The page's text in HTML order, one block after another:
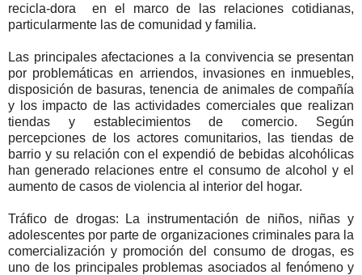
recicla-dora
en el marco de las relaciones cotidianas,
particularmente las de comunidad y familia.
Las principales afectaciones a la convivencia se presentan
por problemáticas en arriendos, invasiones en inmuebles,
disposición de basuras, tenencia de animales de compañía
y los impacto de las actividades comerciales que realizan
tiendas y establecimientos de comercio. Según
percepciones de los actores comunitarios, las tiendas de
barrio y su relación con el expendió de bebidas alcohólicas
han generado relaciones entre el consumo de alcohol y el
aumento de casos de violencia al interior del hogar.
Tráfico de drogas: La instrumentación de niños, niñas y
adolescentes por parte de organizaciones criminales para la
comercialización y promoción del consumo de drogas, es
uno de los principales problemas asociados al fenómeno y